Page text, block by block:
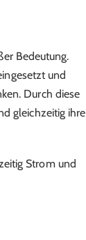
Bedeutung.
und
Durch diese
gleichzeitig ihre
Strom und